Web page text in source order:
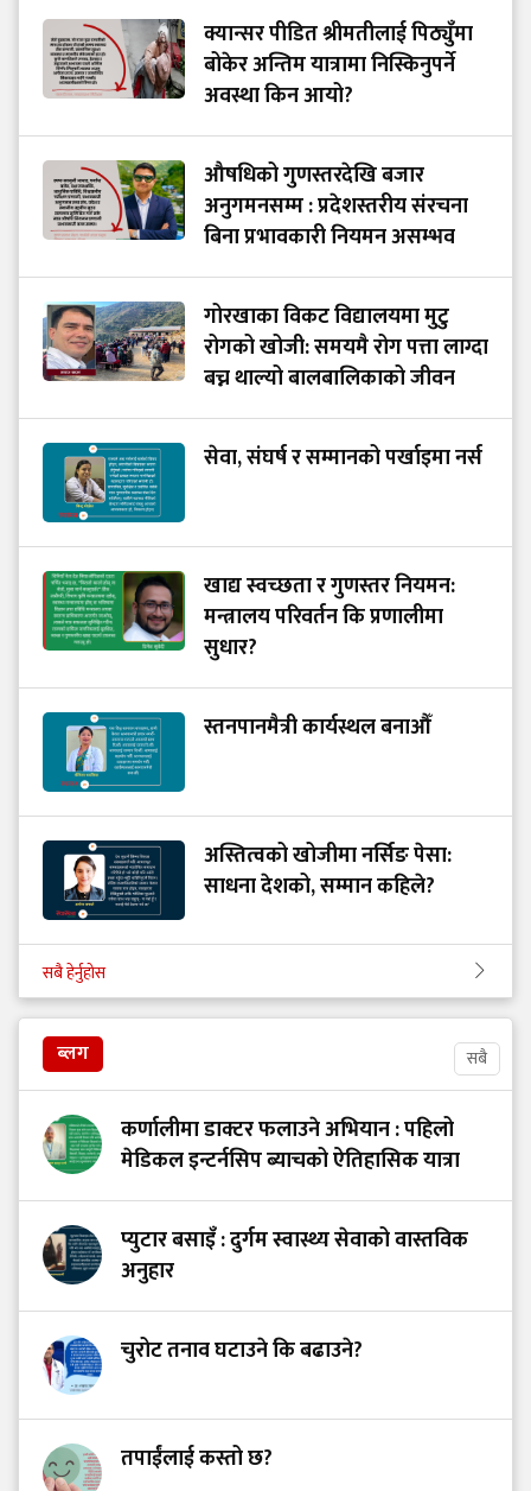
क्यान्सर पीडित श्रीमतीलाई पिठ्युँमा
बोकेर अन्तिम यात्रामा निस्किनुपर्ने
अवस्था किन आयो?
औषधिको गुणस्तरदेखि बजार
अनुगमनसम्म : प्रदेशस्तरीय संरचना
बिना प्रभावकारी नियमन असम्भव
गोरखाका विकट विद्यालयमा मुटु
रोगको खोजी: समयमै रोग पत्ता लाग्दा
बच्न थाल्यो बालबालिकाको जीवन
सेवा, संघर्ष र सम्मानको पर्खाइमा नर्स
खाद्य स्वच्छता र गुणस्तर नियमन:
मन्त्रालय परिवर्तन कि प्रणालीमा
सुधार?
स्तनपानमैत्री कार्यस्थल बनाऔँ
अस्तित्वको खोजीमा नर्सिङ पेसा:
साधना देशको, सम्मान कहिले?
सबै हेर्नुहोस
ब्लग सबै
कर्णालीमा डाक्टर फलाउने अभियान : पहिलो
मेडिकल इन्टर्नसिप ब्याचको ऐतिहासिक यात्रा
प्युटार बसाइँ : दुर्गम स्वास्थ्य सेवाको वास्तविक
अनुहार
चुरोट तनाव घटाउने कि बढाउने?
तपाईंलाई कस्तो छ?